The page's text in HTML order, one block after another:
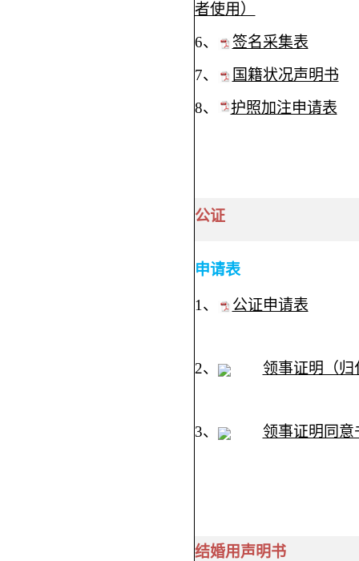
者使用）
6、
签名采集表
7、
国籍状况声明书
8、
护照加注申请表
公证
申请表
1、 公证申请表
2、 领事证明（归
3、 领事证明同意
结婚用声明书